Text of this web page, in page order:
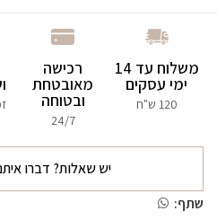
משלוח עד 14
ימי עסקים
120 ש"ח
רכישה
מאובטחת
ובטוחה
24/7
יש שאלות? דברו
שתף: